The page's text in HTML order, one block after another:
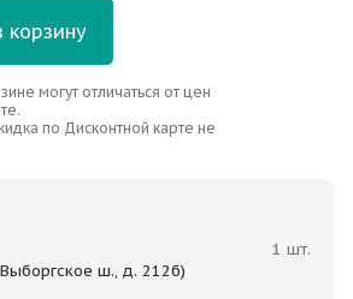
корзину
могут отличаться от цен
по Дисконтной карте не
ш., д. 212б)
1 шт.